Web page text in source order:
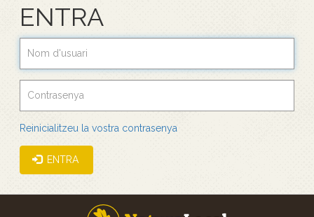
ENTRA
Reinicialitzeu la vostra contrasenya
ENTRA